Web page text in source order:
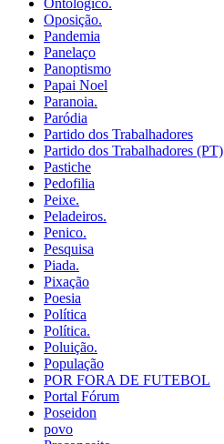
Ontológico.
Oposição.
Pandemia
Panelaço
Panoptismo
Papai Noel
Paranoia.
Paródia
Partido dos Trabalhadores
Partido dos Trabalhadores (PT)
Pastiche
Pedofilia
Peixe.
Peladeiros.
Penico.
Pesquisa
Piada.
Pixação
Poesia
Política
Política.
Poluição.
População
POR FORA DE FUTEBOL
Portal Fórum
Poseidon
povo